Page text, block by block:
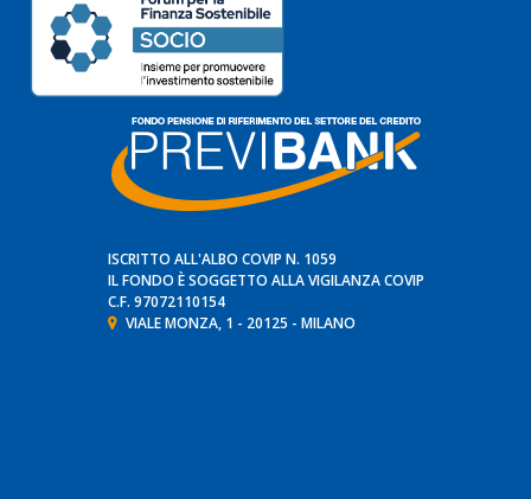
ISCRITTO ALL'ALBO COVIP N. 1059
IL FONDO È SOGGETTO ALLA VIGILANZACOVIP
C.F. 97072110154
VIALE MONZA, 1 - 20125 - MILANO